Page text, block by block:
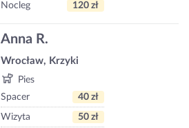
Nocleg 120 zł
Anna R.
Wrocław, Krzyki
Pies
Spacer
40 zł
Wizyta 50 zł